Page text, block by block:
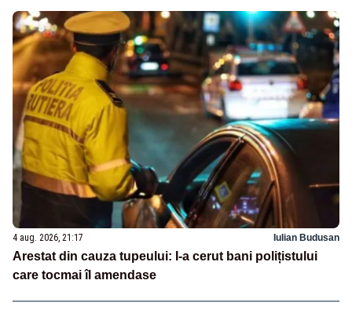
4 aug. 2026, 21:17 Iulian Budusan
Arestat din cauza tupeului: I-a cerut bani polițistului
care tocmai îl amendase